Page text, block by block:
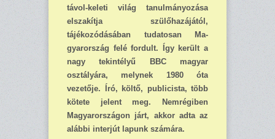
távol-keleti világ tanulmányozása
elszakítja szülőhazájától,
tájékozódásában tudatosan Ma­
gyarország felé fordult. Így került a
nagy tekintélyű BBC magyar
osztályára, melynek 1980 óta
vezetője. Író, költő, publicista, több
kötete jelent meg. Nemrégiben
Magyarországon járt, akkor adta az
alábbi interjút lapunk számára.